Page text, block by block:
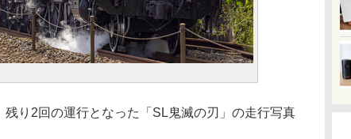
り2回の運行となった「SL鬼滅の刃」の走行写真